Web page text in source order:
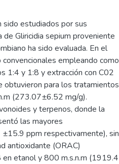
estudiados por sus
Gliricidia sepium proveniente
ha sido evaluada. En el
empleando como
1:4 y 1:8 y extracción con C02
obtuvieron para los tratamientos
(273.07±6.52 mg/g).
y terpenos, donde la
las mayores
ppm respectivamente), sin
antioxidante (ORAC)
en etanol y 800 m.s.n.m (1919.4